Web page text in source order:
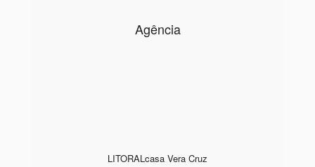
Agência
LITORALcasa Vera Cruz